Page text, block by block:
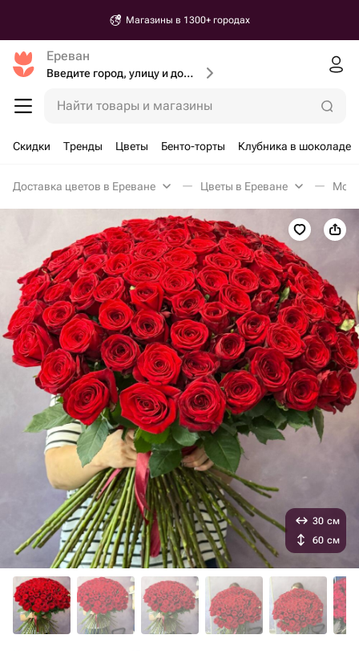
Магазины в 1300+ городах
Ереван
Введите город, улицу и дом доставки
Найти товары и магазины
Скидки Тренды Цветы Бенто-торты Клубника в шоколаде
Доставка цветов в Ереване Цветы в Ереване
30 см
60 см